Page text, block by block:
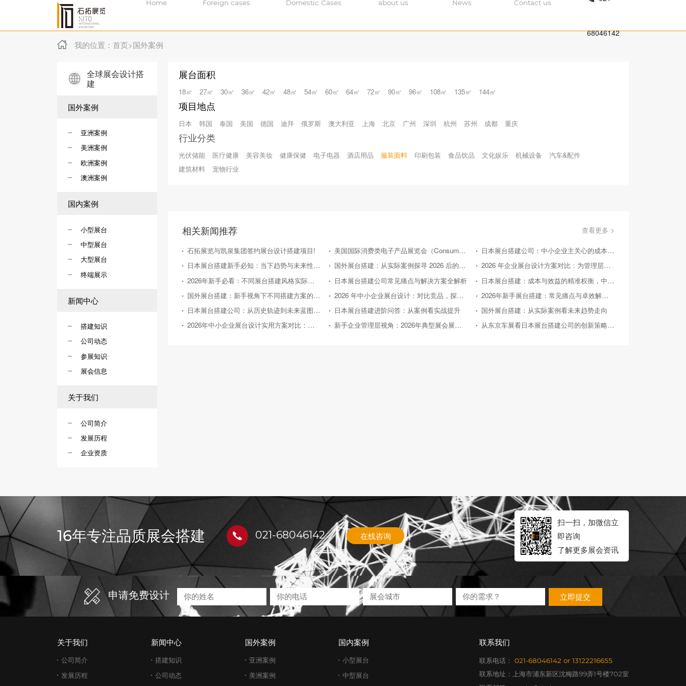
Home Foreign cases Domestic Cases about us News Contact us
68046142
我的位置： 首页>国外案例
全球展会设计搭
建
国外案例
亚洲案例
美洲案例
欧洲案例
澳洲案例
国内案例
小型展台
中型展台
大型展台
终端展示
新闻中心
搭建知识
公司动态
参展知识
展会信息
关于我们
公司简介
发展历程
企业资质
展台面积
18㎡ 27㎡ 30㎡ 36㎡ 42㎡ 48㎡ 54㎡ 60㎡ 64㎡ 72㎡ 90㎡ 96㎡ 108㎡ 135㎡ 144㎡
项目地点
日本 韩国 泰国 美国 德国 迪拜 俄罗斯 澳大利亚 上海 北京 广州 深圳 杭州 苏州 成都 重庆
行业分类
光伏储能 医疗健康 美容美妆 健康保健 电子电器 酒店用品 服装面料 印刷包装 食品饮品 文化娱乐 机械设备
汽车&配件
建筑材料
宠物行业
相关新闻推荐 查看更多 >
石拓展览与凯泉集团签约展台设计搭建项目! 美国国际消费类电子产品展览会（Consumer Electronics Show，简称CES）
日本展台搭建公司：中小企业主关心的成本效益问答
日本展台搭建新手必知：当下趋势与未来性价比走向
国外展台搭建：从实际案例探寻 2026 后的趋势方向
2026 年企业展台设计方案对比：为管理层提供精准决策参考
2026年新手必看：不同展台搭建风格实际效果对比评测
日本展台搭建公司常见痛点与解决方案全解析
日本展台搭建：成本与效益的精准权衡，中小企业的投资指南
国外展台搭建：新手视角下不同搭建方案的性价比对比
2026 年中小企业展台设计：对比竞品，探寻高性价比之路
2026年新手展台搭建：常见痛点与卓效解决方案
日本展台搭建公司：从历史轨迹到未来蓝图的深度剖析
日本展台搭建进阶问答：从案例看实战提升
国外展台搭建：从实际案例看未来趋势走向
2026年中小企业展台设计实用方案对比：助力性价比之选
新手企业管理层视角：2026年典型展会展台搭建案例深度剖析 从东京车展看日本展台搭建公司的创新策略与实践
16年专注品质展会搭建 021-68046142 在线咨询
扫一扫，加微信立
即咨询
了解更多展会资讯
申请免费设计 立即提交
关于我们
公司简介
发展历程
新闻中心
搭建知识
公司动态
国外案例
亚洲案例
美洲案例
国内案例
小型展台
中型展台
联系我们
联系电话： 021-68046142 or 13122216655
联系地址：上海市浦东新区沈梅路99弄1号楼702室